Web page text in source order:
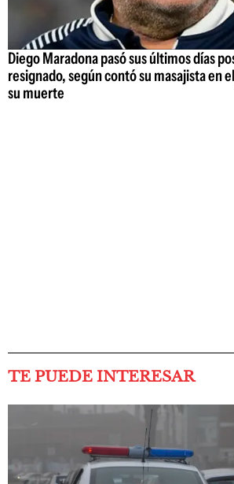
Diego Maradona pasó sus últimos días
resignado, según contó su masajista en
su muerte
TE PUEDE INTERESAR